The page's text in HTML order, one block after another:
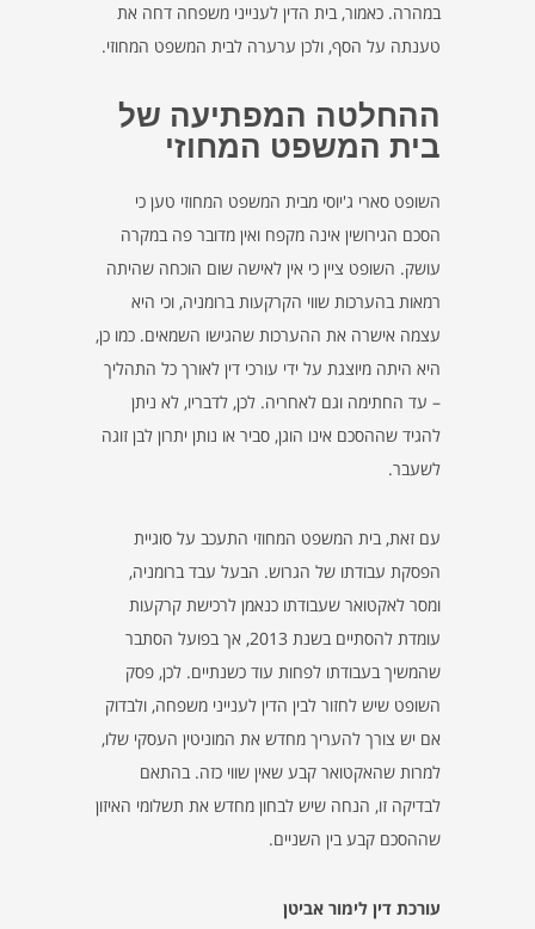
במהרה. כאמור, בית הדין לענייני משפחה דחה את
טענתה על הסף, ולכן ערערה לבית המשפט המחוזי.
ההחלטה המפתיעה של
בית המשפט המחוזי
השופט סארי ג'יוסי מבית המשפט המחוזי טען כי
הסכם הגירושין אינה מקפח ואין מדובר פה במקרה
עושק. השופט ציין כי אין לאישה שום הוכחה שהיתה
רמאות בהערכות שווי הקרקעות ברומניה, וכי היא
עצמה אישרה את ההערכות שהגישו השמאים. כמו כן,
היא היתה מיוצגת על ידי עורכי דין לאורך כל התהליך
– עד החתימה וגם לאחריה. לכן, לדבריו, לא ניתן
להגיד שההסכם אינו הוגן, סביר או נותן יתרון לבן זוגה
לשעבר.
עם זאת, בית המשפט המחוזי התעכב על סוגיית
הפסקת עבודתו של הגרוש. הבעל עבד ברומניה,
ומסר לאקטואר שעבודתו כנאמן לרכישת קרקעות
עומדת להסתיים בשנת 2013, אך בפועל הסתבר
שהמשיך בעבודתו לפחות עוד כשנתיים. לכן, פסק
השופט שיש לחזור לבין הדין לענייני משפחה, ולבדוק
אם יש צורך להעריך מחדש את המוניטין העסקי שלו,
למרות שהאקטואר קבע שאין שווי כזה. בהתאם
לבדיקה זו, הנחה שיש לבחון מחדש את תשלומי האיזון
שההסכם קבע בין השניים.
עורכת דין לימור אביטן